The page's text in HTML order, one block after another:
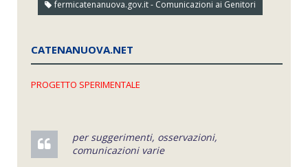
fermicatenanuova.gov.it - Comunicazioni ai Genitori
CATENANUOVA.NET
PROGETTO SPERIMENTALE
per suggerimenti, osservazioni,
comunicazioni varie